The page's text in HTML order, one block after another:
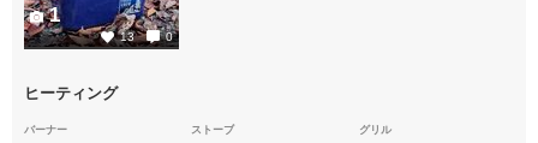
13 0
1
ヒーティング
バーナー ストーブ グリル